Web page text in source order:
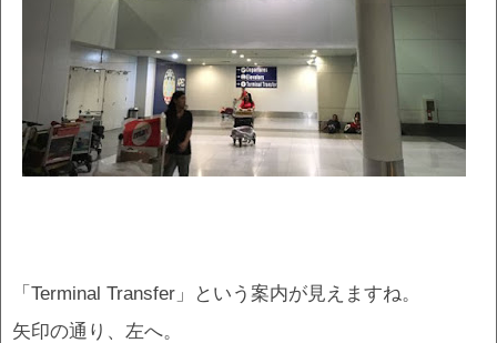
「Terminal Transfer」という案内が見えますね。
矢印の通り、左へ。